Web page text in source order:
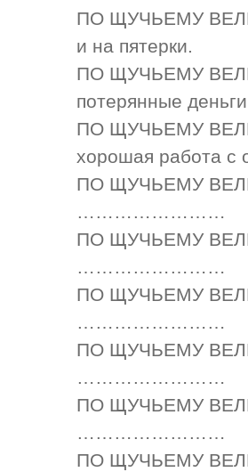
ПО ЩУЧЬЕМУ
и на пятерки.
ПО ЩУЧЬЕМУ
потерянные
ПО ЩУЧЬЕМУ
хорошая работа с
ПО ЩУЧЬЕМУ
……………………
ПО ЩУЧЬЕМУ
……………………
ПО ЩУЧЬЕМУ
……………………
ПО ЩУЧЬЕМУ
……………………
ПО ЩУЧЬЕМУ
……………………
ПО ЩУЧЬЕМУ